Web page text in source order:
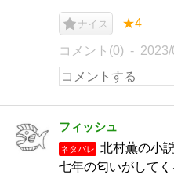
ナイス ★4
コメント(0)
フィッシュ
ネタバレ
北村薫の小
七年の匂いがして